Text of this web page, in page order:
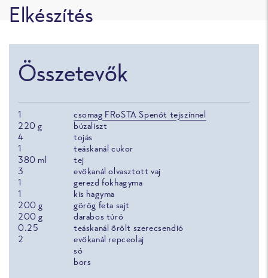
Elkészítés
Összetevők
1
csomag FRoSTA Spenót tejszínnel
220 g
búzaliszt
4
tojás
1
teáskanál cukor
380 ml
tej
3
evőkanál olvasztott vaj
1
gerezd fokhagyma
1
kis hagyma
200 g
görög feta sajt
200 g
darabos túró
0.25
teáskanál őrölt szerecsendió
2
evőkanál repceolaj
só
bors